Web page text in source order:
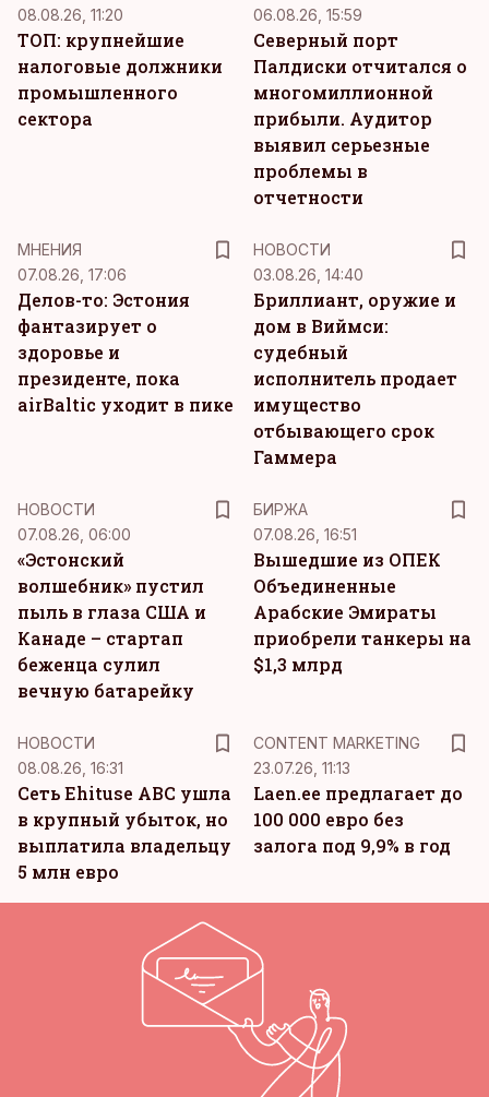
08.08.26, 11:20
ТОП: крупнейшие
налоговые должники
промышленного
сектора
06.08.26, 15:59
Северный порт
Палдиски отчитался о
многомиллионной
прибыли. Аудитор
выявил серьезные
проблемы в
отчетности
MНЕНИЯ
07.08.26, 17:06
Делов-то: Эстония
фантазирует о
здоровье и
президенте, пока
airBaltic уходит в пике
НОВОСТИ
03.08.26, 14:40
Бриллиант, оружие и
дом в Виймси:
судебный
исполнитель продает
имущество
отбывающего срок
Гаммера
НОВОСТИ
07.08.26, 06:00
«Эстонский
волшебник» пустил
пыль в глаза США и
Канаде – стартап
беженца сулил
вечную батарейку
БИРЖА
07.08.26, 16:51
Вышедшие из ОПЕК
Объединенные
Арабские Эмираты
приобрели танкеры на
$1,3 млрд
НОВОСТИ
08.08.26, 16:31
Сеть Ehituse ABC ушла
в крупный убыток, но
выплатила владельцу
5 млн евро
CONTENT MARKETING
23.07.26, 11:13
Laen.ee предлагает до
100 000 евро без
залога под 9,9% в год